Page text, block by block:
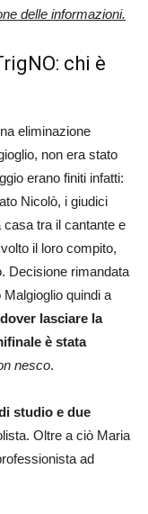
delle informazioni.
chi è
eliminazione
non era stato
erano finiti infatti:
Nicolò, i giudici
tra il cantante e
il loro compito,
Decisione rimandata
quindi a
lasciare la
è stata
nesco.
studio e due
Oltre a ciò Maria
ad